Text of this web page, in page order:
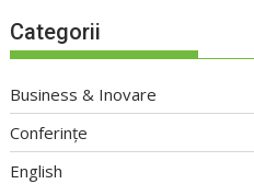
Categorii
Business & Inovare
Conferințe
English